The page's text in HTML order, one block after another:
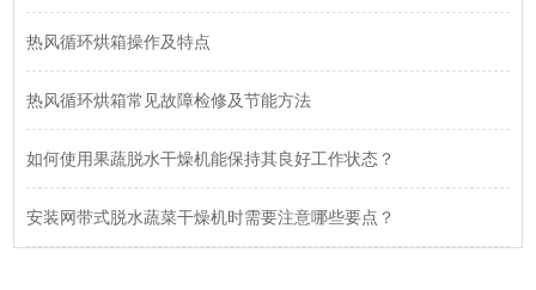
热风循环烘箱操作及特点
热风循环烘箱常见故障检修及节能方法
如何使用果蔬脱水干燥机能保持其良好工作状态？
安装网带式脱水蔬菜干燥机时需要注意哪些要点？